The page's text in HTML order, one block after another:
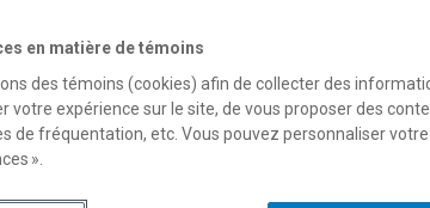
en matière de témoins
des témoins (cookies) afin de collecter des
votre expérience sur le site, de vous proposer des
de fréquentation, etc. Vous pouvez personnaliser
».